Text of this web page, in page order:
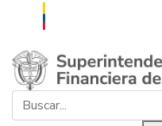
Saltar al contenido principal